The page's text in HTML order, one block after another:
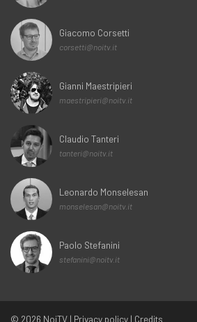
Giacomo Corsetti
corsetti@noitv.it
Gianni Maestripieri
maestripieri@noitv.it
Claudio Tanteri
tanteri@noitv.it
Leonardo Monselesan
monselesan@noitv.it
Paolo Stefanini
stefanini@noitv.it
© 2026 NoiTV | Privacy policy | Credits